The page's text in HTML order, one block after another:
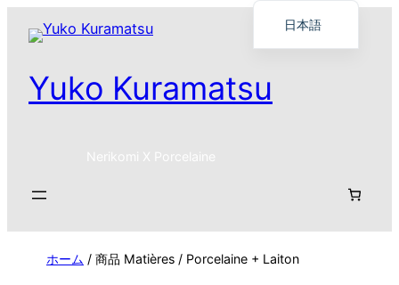
Yuko Kuramatsu
Nerikomi X Porcelaine
ホーム / 商品 Matières / Porcelaine + Laiton
日本語